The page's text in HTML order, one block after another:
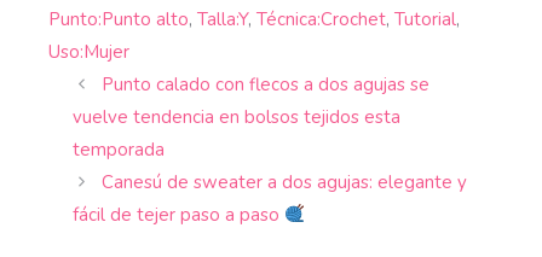
Punto:Punto alto, Talla:Y, Técnica:Crochet, Tutorial,
Uso:Mujer
Punto calado con flecos a dos agujas se
vuelve tendencia en bolsos tejidos esta
temporada
Canesú de sweater a dos agujas: elegante y
fácil de tejer paso a paso